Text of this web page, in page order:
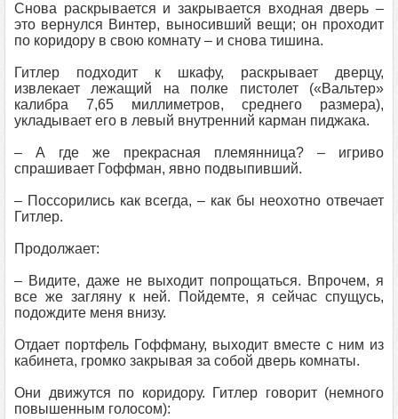
Снова раскрывается и закрывается входная дверь –
это вернулся Винтер, выносивший вещи; он проходит
по коридору в свою комнату – и снова тишина.
Гитлер подходит к шкафу, раскрывает дверцу,
извлекает лежащий на полке пистолет («Вальтер»
калибра 7,65 миллиметров, среднего размера),
укладывает его в левый внутренний карман пиджака.
– А где же прекрасная племянница? – игриво
спрашивает Гоффман, явно подвыпивший.
– Поссорились как всегда, – как бы неохотно отвечает
Гитлер.
Продолжает:
– Видите, даже не выходит попрощаться. Впрочем, я
все же загляну к ней. Пойдемте, я сейчас спущусь,
подождите меня внизу.
Отдает портфель Гоффману, выходит вместе с ним из
кабинета, громко закрывая за собой дверь комнаты.
Они движутся по коридору. Гитлер говорит (немного
повышенным голосом):